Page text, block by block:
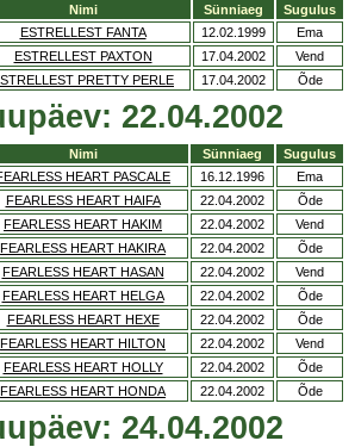
Nimi Sünniaeg
Sugulus
ESTRELLEST FANTA 12.02.1999
Ema
ESTRELLEST PAXTON 17.04.2002
Vend
PRETTY PERLE 17.04.2002 Õde
22.04.2002
Nimi Sünniaeg
Sugulus
HEART PASCALE 16.12.1996
Ema
FEARLESS HEART HAIFA 22.04.2002
Õde
FEARLESS HEART HAKIM 22.04.2002
Vend
FEARLESS HEART HAKIRA 22.04.2002
Õde
FEARLESS HEART HASAN 22.04.2002
Vend
FEARLESS HEART HELGA 22.04.2002
Õde
FEARLESS HEART HEXE 22.04.2002
Õde
FEARLESS HEART HILTON 22.04.2002
Vend
FEARLESS HEART HOLLY 22.04.2002
Õde
FEARLESS HEART HONDA 22.04.2002 Õde
24.04.2002